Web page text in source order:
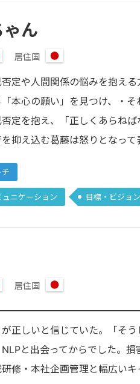
ゃん
居住国
日
本
定や人間関係の悩みを抱え
本心の願い」を見つけ、・
定を抱え、「正しくあらね
を抑え込む葛藤は怒りとなっ
ュニケーション 目標・ビジョ
居住国
日
本
正しいと信じていた。「そ
と出会ってからでした。
研修・本社企画管理と幅広い